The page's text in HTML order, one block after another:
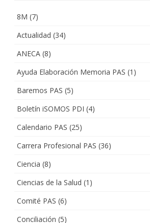
8M (7)
Actualidad (34)
ANECA (8)
Ayuda Elaboración Memoria PAS (1)
Baremos PAS (5)
Boletín iSOMOS PDI (4)
Calendario PAS (25)
Carrera Profesional PAS (36)
Ciencia (8)
Ciencias de la Salud (1)
Comité PAS (6)
Conciliación (5)